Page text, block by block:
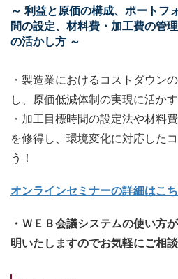
～ 利益と原価の構成、ポートフ
間の設定、材料費・加工費の管
の活かし方 ～
・製造業におけるコストダウン
し、原価低減体制の実現に活か
・加工目標時間の設定法や材料
を修得し、環境変化に対応した
う！
オンラインセミナーの詳細はこち
・ＷＥＢ会議システムの使い方
明いたしますのでお気軽にご相談